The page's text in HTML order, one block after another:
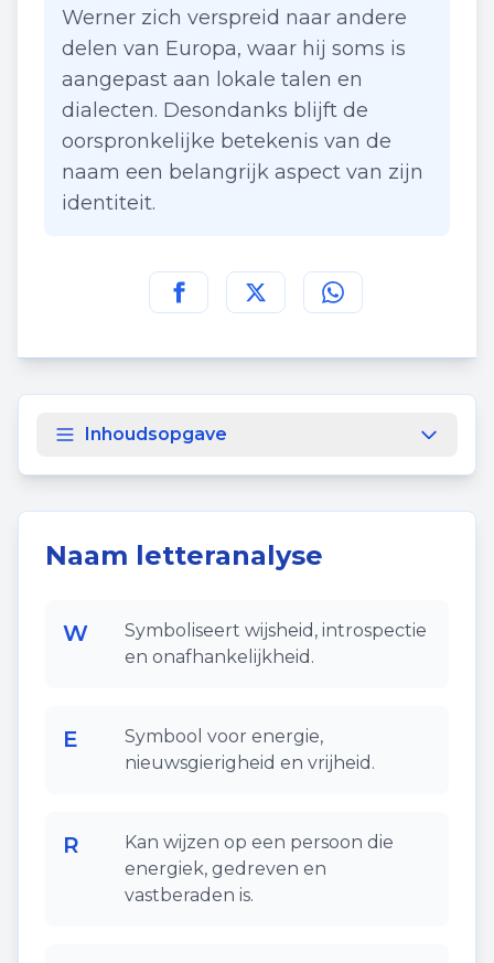
Werner zich verspreid naar andere
delen van Europa, waar hij soms is
aangepast aan lokale talen en
dialecten. Desondanks blijft de
oorspronkelijke betekenis van de
naam een belangrijk aspect van zijn
identiteit.
Deel deze pagina op
Deel deze pagina op
Deel deze pagina
Inhoudsopgave
Naam letteranalyse
W
Symboliseert wijsheid, introspectie
en onafhankelijkheid.
E
Symbool voor energie,
nieuwsgierigheid en vrijheid.
R
Kan wijzen op een persoon die
energiek, gedreven en
vastberaden is.